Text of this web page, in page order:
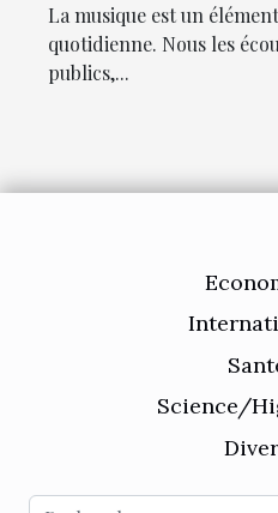
La musique est un
quotidienne. Nous les
publics,...
Science/